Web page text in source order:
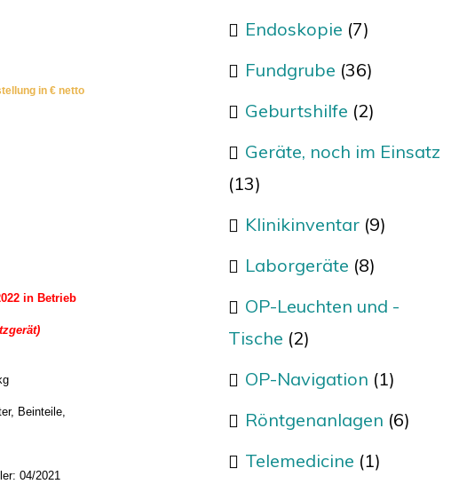
in € netto
in Betrieb
Beinteile,
04/2021
Endoskopie (7)
Fundgrube (36)
Geburtshilfe (2)
Geräte, noch im Einsatz
(13)
Klinikinventar (9)
Laborgeräte (8)
OP-Leuchten und -
Tische (2)
OP-Navigation (1)
Röntgenanlagen (6)
Telemedicine (1)